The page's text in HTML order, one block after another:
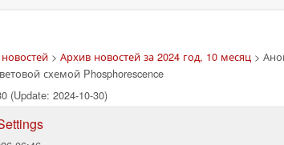
> Архив новостей за 2024 год, 10 месяц >
схемой Phosphorescence
(Update: 2024-10-30)